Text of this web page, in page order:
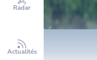
Radar
Actualités